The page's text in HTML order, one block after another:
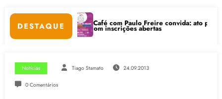
DESTAQUE
está com inscrições abertas
Café com Paulo Freire convida: ato público e pedagógica na
Notícias Tiago Stamato 24.09.2013
0 Comentários